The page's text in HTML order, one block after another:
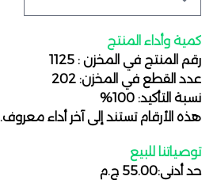
كمية وأداء المنتج
رقم المنتج في المخزن : 1125
عدد القطع في المخزن: 202
نسبة التأكيد: 100%
هذه الأرقام تستند إلى آخر أداء معروف.
توصياتنا للبيع
حد أدنى:55.00 ج.م